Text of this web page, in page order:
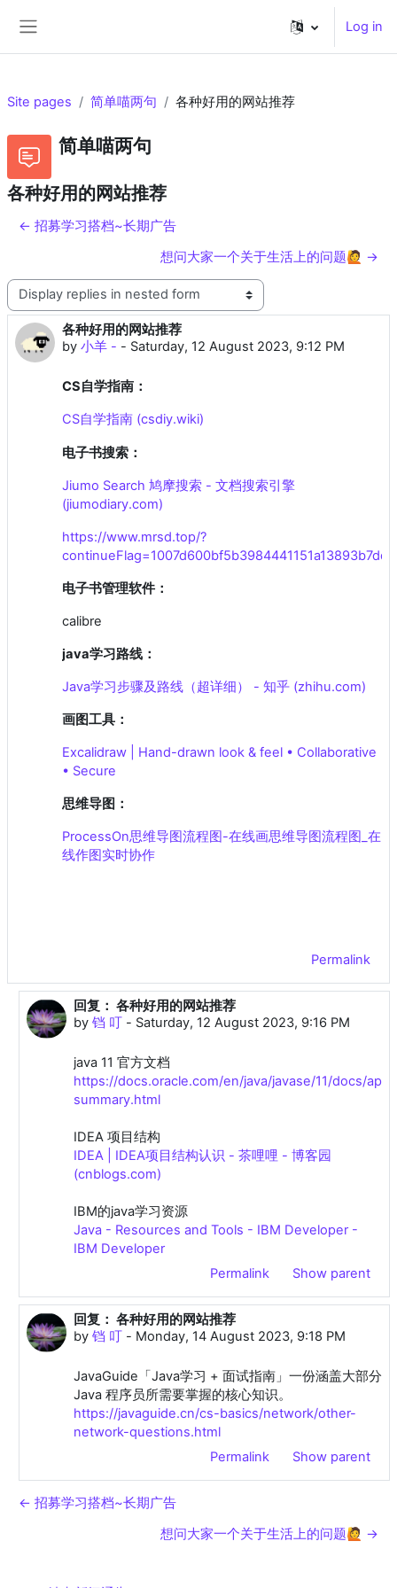
Log in
Site pages 简单喵两句 各种好用的网站推荐
简单喵两句
各种好用的网站推荐
← 招募学习搭档~长期广告
想问大家一个关于生活上的问题🙋 →
Display mode
各种好用的网站推荐
by 小羊 - - Saturday, 12 August 2023, 9:12 PM
Number of replies: 2
CS自学指南：
CS自学指南 (csdiy.wiki)
电子书搜索：
Jiumo Search 鸠摩搜索 - 文档搜索引擎
(jiumodiary.com)
https://www.mrsd.top/?
continueFlag=1007d600bf5b3984441151a13893b7dd
电子书管理软件：
calibre
java学习路线：
Java学习步骤及路线（超详细） - 知乎 (zhihu.com)
画图工具：
Excalidraw | Hand-drawn look & feel • Collaborative
• Secure
思维导图：
ProcessOn思维导图流程图-在线画思维导图流程图_在
线作图实时协作
Permalink
In reply to 小羊 -
回复： 各种好用的网站推荐
by 铛 叮- Saturday, 12 August 2023, 9:16 PM
java 11 官方文档
https://docs.oracle.com/en/java/javase/11/docs/api/
summary.html
IDEA 项目结构
IDEA | IDEA项目结构认识 - 茶哩哩 - 博客园
(cnblogs.com)
IBM的java学习资源
Java - Resources and Tools - IBM Developer -
IBM Developer
Permalink
Show parent
In reply to 小羊 -
回复： 各种好用的网站推荐
by 铛 叮- Monday, 14 August 2023, 9:18 PM
JavaGuide「Java学习 + 面试指南」一份涵盖大部分
Java 程序员所需要掌握的核心知识。
https://javaguide.cn/cs-basics/network/other-
network-questions.html
Permalink
Show parent
← 招募学习搭档~长期广告
想问大家一个关于生活上的问题🙋 →